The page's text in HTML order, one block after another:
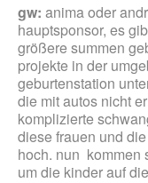
gw: anima oder
hauptsponsor, es
größere summen
projekte in der
geburtenstation
die mit autos nicht
komplizierte
diese frauen und
hoch. nun kommen
um die kinder auf